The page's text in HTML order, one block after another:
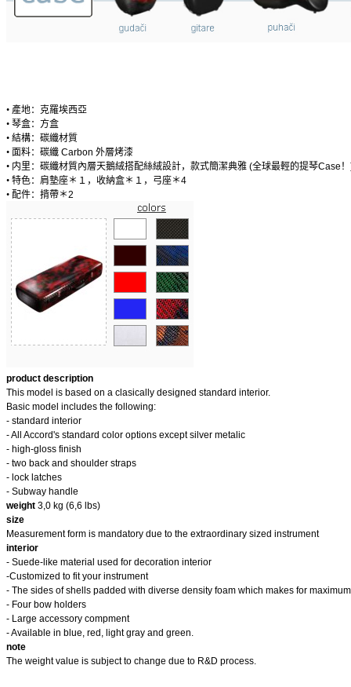
• 產地：克羅埃西亞
• 琴盒：方盒
• 結構：碳纖材質
• 面料：碳纖 Carbon 外層烤漆
• 内里：碳纖材質內層天鵝絨搭配絲絨設計，款式簡潔典雅 (全球最輕的提琴Case ！
• 特色：肩墊座＊１，收納盒＊１，弓座＊4
• 配件：揹帶＊2
product description
This model is based on a clasically designed standard interior.
Basic model includes the following:
- standard interior
- All Accord's standard color options except silver metalic
- high-gloss finish
- two back and shoulder straps
- lock latches
- Subway handle
weight 3,0 kg (6,6 lbs)
size
Measurement form is mandatory due to the extraordinary sized instrument
interior
- Suede-like material used for decoration interior
-Customized to fit your instrument
- The sides of shells padded with diverse density foam which makes for
- Four bow holders
- Large accessory compment
- Available in blue, red, light gray and green.
note
The weight value is subject to change due to R&D process.